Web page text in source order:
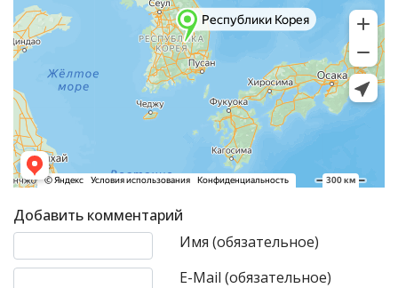
Добавить комментарий
Имя (обязательное)
E-Mail (обязательное)
Текст комментария